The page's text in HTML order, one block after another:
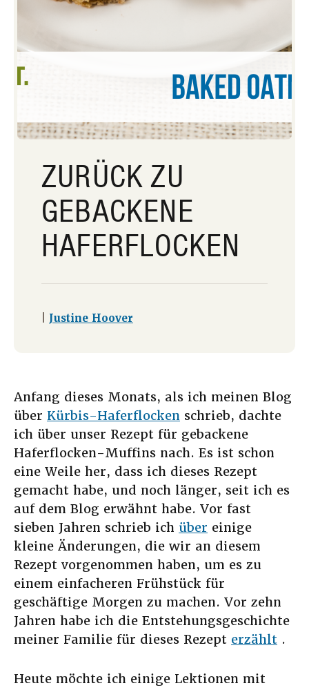
ZURÜCK ZU
GEBACKENE
HAFERFLOCKEN
Justine Hoover
Anfang dieses Monats, als ich meinen Blog
über Kürbis-Haferflocken schrieb, dachte
ich über unser Rezept für gebackene
Haferflocken-Muffins nach. Es ist schon
eine Weile her, dass ich dieses Rezept
gemacht habe, und noch länger, seit ich es
auf dem Blog erwähnt habe. Vor fast
sieben Jahren schrieb ich über einige
kleine Änderungen, die wir an diesem
Rezept vorgenommen haben, um es zu
einem einfacheren Frühstück für
geschäftige Morgen zu machen. Vor zehn
Jahren habe ich die Entstehungsgeschichte
meiner Familie für dieses Rezept erzählt .
Heute möchte ich einige Lektionen mit